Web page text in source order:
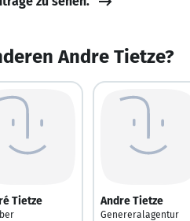
Andre Tietze?
Tietze Andre Tietze
Genereralagentur